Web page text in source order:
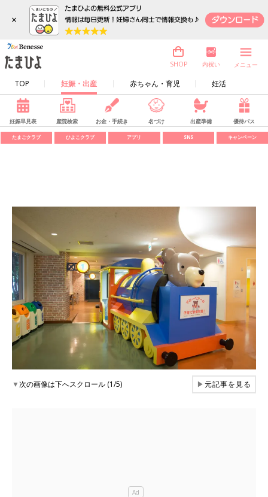
×
TOP 妊娠・出産 赤ちゃん・育児 妊活
SHOP 内祝い メニュー
妊娠早見表 産院検索 お金・手続き 名づけ 出産準備 優待パス
たまごクラブ ひよこクラブ アプリ SNS キャンペーン
▼次の画像は下へスクロール (1/5) ▶元記事を見る